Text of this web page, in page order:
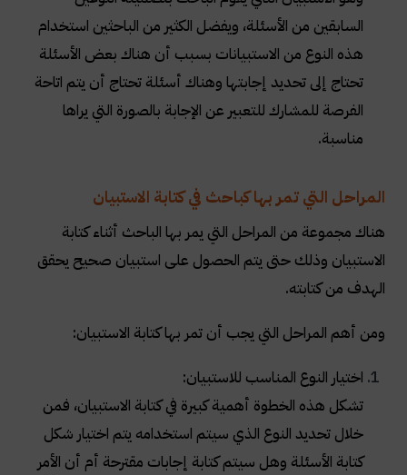
السابقين من الأسئلة، ويفضل الكثير من الباحثين استخدام
هذه النوع من الاستبيانات بسبب أن هناك بعض الأسئلة
تحتاج إلى تحديد إجابتها وهناك أسئلة تحتاج أن يتم اتاحة
الفرصة للمشارك للتعبير عن الإجابة بالصورة التي يراها
مناسبة.
المراحل التي تمر بها كباحث في كتابة الاستبيان
هناك مجموعة من المراحل التي يمر بها الباحث أثناء كتابة
الاستبيان وذلك حتى يتم الحصول على استبيان صحيح يحقق
الهدف من كتابته.
ومن أهم المراحل التي يجب أن تمر بها كتابة الاستبيان:
اختيار النوع المناسب للاستبيان:
تشكل هذه الخطوة أهمية كبيرة في كتابة الاستبيان، فمن
خلال تحديد النوع الذي سيتم استخدامه يتم اختيار شكل
كتابة الأسئلة وهل سيتم كتابة إجابات مقترحة أم أن الأمر